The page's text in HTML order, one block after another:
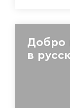
Добро
в